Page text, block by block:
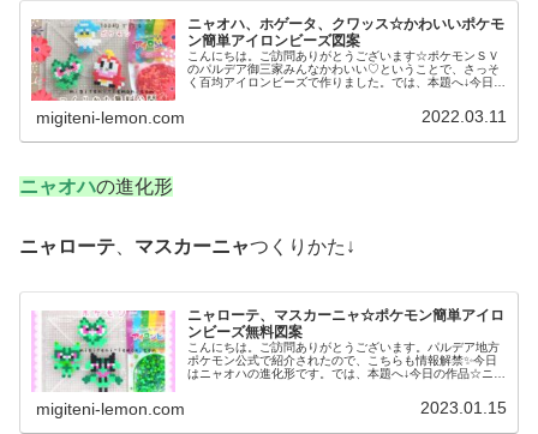
ニャオハ、ホゲータ、クワッス☆かわいいポケモ
ン簡単アイロンビーズ図案
こんにちは。ご訪問ありがとうございます☆ポケモンＳＶ
のパルデア御三家みんなかわいい♡ということで、さっそ
く百均アイロンビーズで作りました。では、本題へ↓今日の
migiteni-lemon.com 2022.03.11
ニャオハの進化形
ニャローテ マスカーニャつくりかた↓
ニャローテ、マスカーニャ☆ポケモン簡単アイロ
ンビーズ無料図案
こんにちは。ご訪問ありがとうございます。パルデア地方
ポケモン公式で紹介されたので、こちらも情報解禁✨今日
はニャオハの進化形です。では、本題へ↓今日の作品☆ニャ
migiteni-lemon.com 2023.01.15